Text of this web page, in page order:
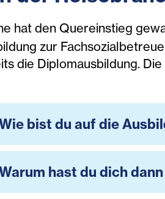
hat den Quereinstieg
zur
die Diplomausbildung.
bist du auf die
hast du dich